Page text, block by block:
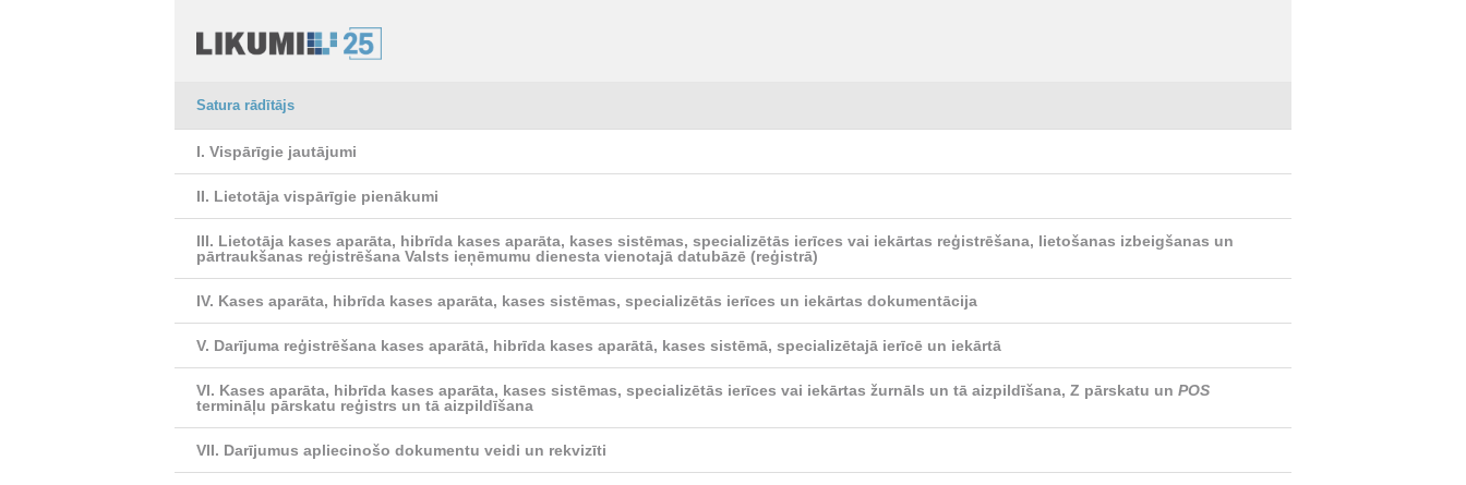
Satura rādītājs
I. Vispārīgie jautājumi
II. Lietotāja vispārīgie pienākumi
III. Lietotāja kases aparāta, hibrīda kases aparāta, kases sistēmas, specializētās ierīces vai iekārtas reģistrēšana, lietošanas izbeigšanas un
pārtraukšanas reģistrēšana Valsts ieņēmumu dienesta vienotajā datubāzē (reģistrā)
IV. Kases aparāta, hibrīda kases aparāta, kases sistēmas, specializētās ierīces un iekārtas dokumentācija
V. Darījuma reģistrēšana kases aparātā, hibrīda kases aparātā, kases sistēmā, specializētajā ierīcē un iekārtā
VI. Kases aparāta, hibrīda kases aparāta, kases sistēmas, specializētās ierīces vai iekārtas žurnāls un tā aizpildīšana, Z pārskatu un POS
termināļu pārskatu reģistrs un tā aizpildīšana
VII. Darījumus apliecinošo dokumentu veidi un rekvizīti